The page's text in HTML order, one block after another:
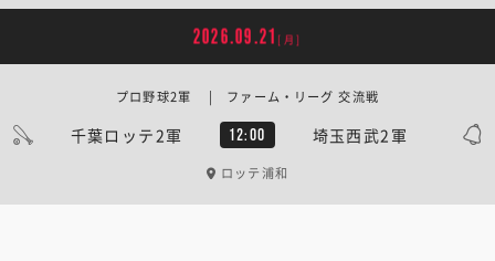
2026.09.21 [月]
千葉ロッテ2軍 12:00 埼玉西武2軍
プロ野球2軍 | ファーム・リーグ 交流戦
ロッテ浦和